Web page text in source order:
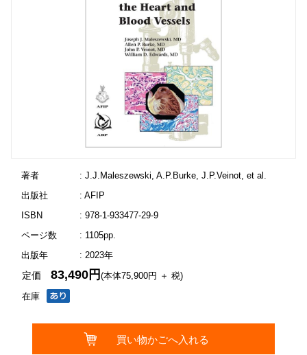
著者
: J.J.Maleszewski, A.P.Burke, J.P.Veinot, et al.
出版社
: AFIP
ISBN
: 978-1-933477-29-9
ページ数
: 1105pp.
出版年
: 2023年
在庫
定価83,490円(本体75,900円 ＋ 税)